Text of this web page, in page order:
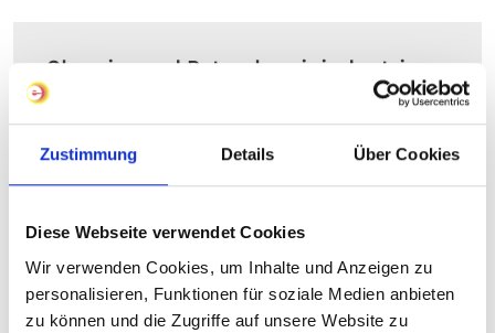
Zustimmung Details Über Cookies
Diese Webseite verwendet Cookies
Wir verwenden Cookies, um Inhalte und Anzeigen zu
personalisieren, Funktionen für soziale Medien anbieten
zu können und die Zugriffe auf unsere Website zu
Chemie- und Petrochemieindustrie
Zuverlässige Temperaturführung für sichere
Mehr erfahren
Öl- und Gasindustrie